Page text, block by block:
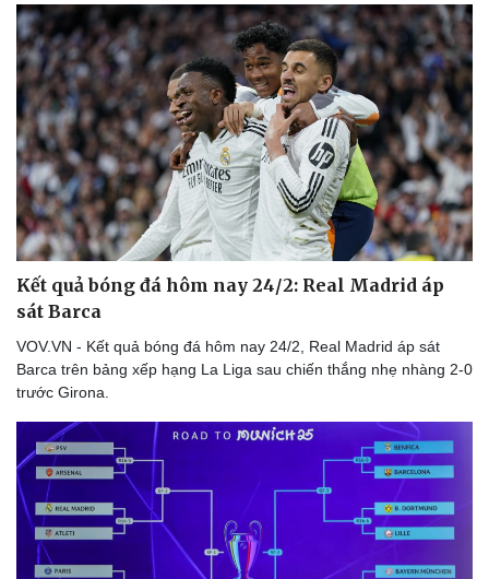
Thể thao
Bóng đá
Lịch thi đấu bóng đá
Thế giới thể thao
eSports
Hậu trường
Ô tô - Xe máy
Ô tô
Xe máy
Tư vấn
Kết quả bóng đá hôm nay 24/2: Real Madrid áp
sát Barca
VOV.VN - Kết quả bóng đá hôm nay 24/2, Real Madrid áp sát
Barca trên bảng xếp hạng La Liga sau chiến thắng nhẹ nhàng 2-0
trước Girona.